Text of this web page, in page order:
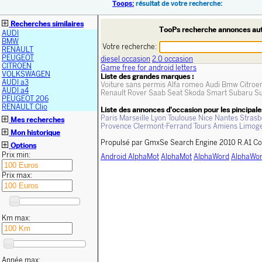
Toops: résultat de votre recherche:
TooPs recherche annonces
Votre recherche:
diesel occasion 2.0 occasion
Game free for android letters
Liste des grandes marques :
Voiture sans permis Alfa romeo Audi Bmw
Renault Rover Saab Seat Skoda Smart Subaru
Liste des annonces d'occasion pour les
Paris Marseille Lyon Toulouse Nice Nantes
Provence Clermont-Ferrand Tours Amiens
Propulsé par GmxSe Search Engine 2010 R.A1
Android AlphaMot AlphaMot AlphaWord
Recherches similaires
AUDI
BMW
RENAULT
PEUGEOT
CITROEN
VOLKSWAGEN
AUDI a3
AUDI a4
PEUGEOT 206
RENAULT Clio
Mes recherches
Mon historique
Options
Prix min:
Prix max:
Km max:
Année max: